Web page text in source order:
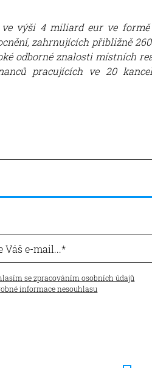
výši 4 miliard eur ve
zahrnujících přibližně
odborné znalosti místních
pracujících ve 20
Váš e-mail...
se zpracováním osobních údajů
informace nesouhlasu